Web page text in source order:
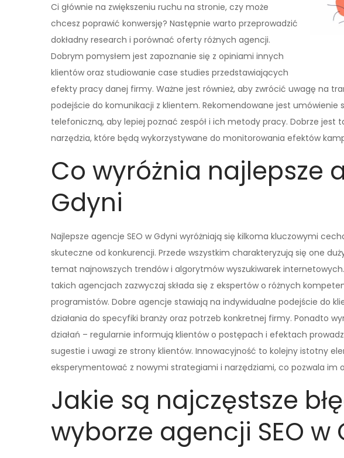
Ci głównie na zwiększeniu ruchu na stronie, czy może
chcesz poprawić konwersję? Następnie warto przeprowadzić
dokładny research i porównać oferty różnych agencji.
Dobrym pomysłem jest zapoznanie się z opiniami innych
klientów oraz studiowanie case studies przedstawiających
efekty pracy danej firmy. Ważne jest również, aby zwrócić uwagę na
podejście do komunikacji z klientem. Rekomendowane jest umówienie
telefoniczną, aby lepiej poznać zespół i ich metody pracy. Dobrze jest
narzędzia, które będą wykorzystywane do monitorowania efektów
Co wyróżnia najlepsze
Gdyni
Najlepsze agencje SEO w Gdyni wyróżniają się kilkoma kluczowymi
skuteczne od konkurencji. Przede wszystkim charakteryzują się one
temat najnowszych trendów i algorytmów wyszukiwarek
takich agencjach zazwyczaj składa się z ekspertów o różnych
programistów. Dobre agencje stawiają na indywidualne podejście do
działania do specyfiki branży oraz potrzeb konkretnej firmy. Ponadto
działań – regularnie informują klientów o postępach i efektach
sugestie i uwagi ze strony klientów. Innowacyjność to kolejny istotny
eksperymentować z nowymi strategiami i narzędziami, co pozwala im
Jakie są najczęstsze
wyborze agencji SEO w